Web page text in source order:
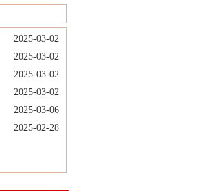
2025-03-02
2025-03-02
2025-03-02
2025-03-02
2025-03-06
2025-02-28